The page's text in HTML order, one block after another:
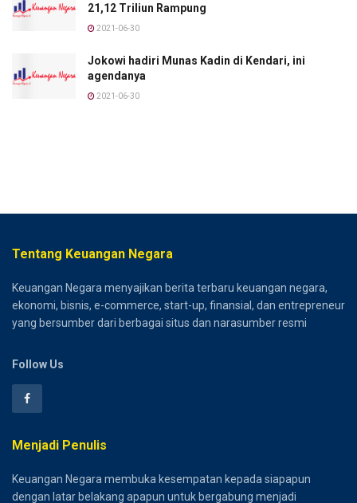
21,12 Triliun Rampung
2021-06-30
Jokowi hadiri Munas Kadin di Kendari, ini
agendanya
2021-06-30
Tentang Keuangan Negara
Keuangan Negara menyajikan berita terbaru keuangan negara,
ekonomi, bisnis, e-commerce, start-up, finansial, dan entrepreneur
yang bersumber dari berbagai situs dan narasumber resmi
Follow Us
Menjadi Penulis
Keuangan Negara membuka kesempatan kepada siapapun
dengan latar belakang apapun untuk bergabung menjadi